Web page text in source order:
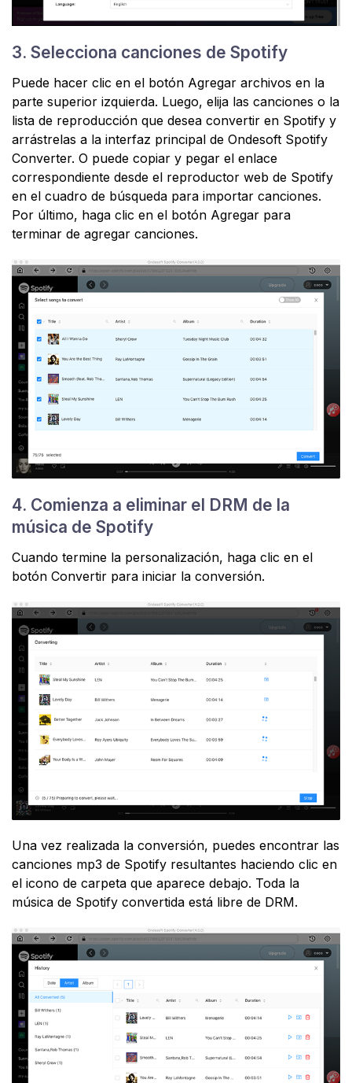
3. Selecciona canciones de Spotify
Puede hacer clic en el botón Agregar archivos en la
parte superior izquierda. Luego, elija las canciones o la
lista de reproducción que desea convertir en Spotify y
arrástrelas a la interfaz principal de Ondesoft Spotify
Converter. O puede copiar y pegar el enlace
correspondiente desde el reproductor web de Spotify
en el cuadro de búsqueda para importar canciones.
Por último, haga clic en el botón Agregar para
terminar de agregar canciones.
4. Comienza a eliminar el DRM de la
música de Spotify
Cuando termine la personalización, haga clic en el
botón Convertir para iniciar la conversión.
Una vez realizada la conversión, puedes encontrar las
canciones mp3 de Spotify resultantes haciendo clic en
el icono de carpeta que aparece debajo. Toda la
música de Spotify convertida está libre de DRM.